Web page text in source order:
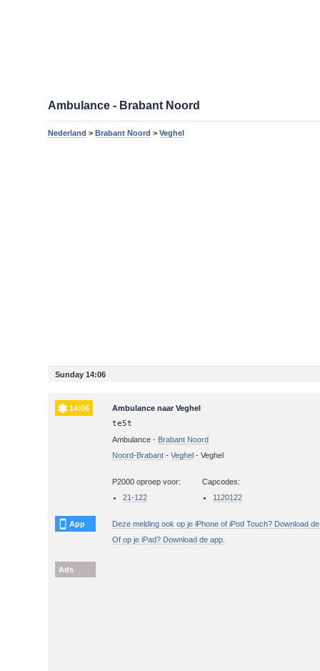
Ambulance - Brabant Noord
Nederland >Brabant Noord >Veghel
Sunday 14:06
14:06 Ambulance naar Veghel
te5t
Ambulance - Brabant Noord
Noord-Brabant -Veghel -Veghel
P2000 oproep voor:
21-122
Capcodes:
1120122
App
Deze melding ook op je iPhone of iPod Touch? Download
Of op je iPad? Download de app.
Ads